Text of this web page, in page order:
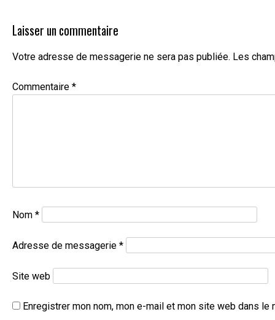
Laisser un commentaire
Votre adresse de messagerie ne sera pas publiée. Les
Commentaire *
Nom *
Adresse de messagerie *
Site web
Enregistrer mon nom, mon e-mail et mon site web dans le